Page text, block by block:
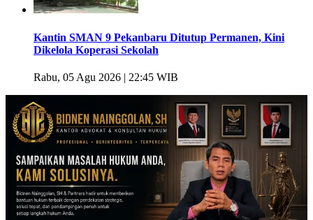
Kantin SMAN 9 Pekanbaru Ditutup Permanen, Kini
Dikelola Koperasi Sekolah
Rabu, 05 Agu 2026 | 22:45 WIB